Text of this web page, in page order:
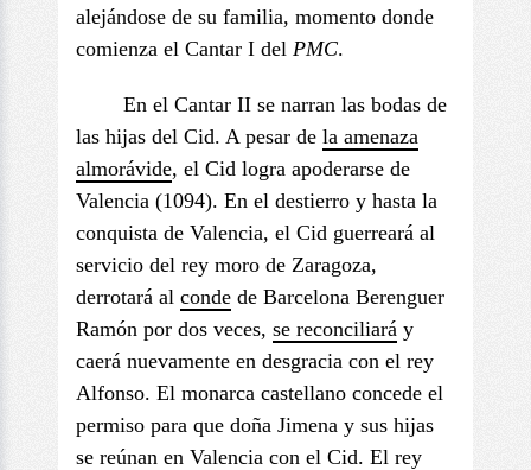
alejándose de su familia, momento donde
comienza el Cantar I del PMC.
En el Cantar II se narran las bodas de
las hijas del Cid. A pesar de la amenaza
almorávide, el Cid logra apoderarse de
Valencia (1094). En el destierro y hasta la
conquista de Valencia, el Cid guerreará al
servicio del rey moro de Zaragoza,
derrotará al conde de Barcelona Berenguer
Ramón por dos veces, se reconciliará y
caerá nuevamente en desgracia con el rey
Alfonso. El monarca castellano concede el
permiso para que doña Jimena y sus hijas
se reúnan en Valencia con el Cid. El rey